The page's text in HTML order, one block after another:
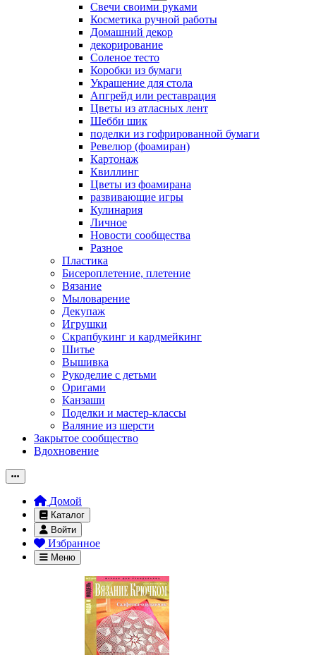
Свечи своими руками
Косметика ручной работы
Домашний декор
декорирование
Соленое тесто
Коробки из бумаги
Украшение для стола
Апгрейд или реставрация
Цветы из атласных лент
Шебби шик
поделки из гофрированной бумаги
Ревелюр (фоамиран)
Картонаж
Квиллинг
Цветы из фоамирана
развивающие игры
Кулинария
Личное
Новости сообщества
Разное
Пластика
Бисероплетение, плетение
Вязание
Мыловарение
Декупаж
Игрушки
Скрапбукинг и кардмейкинг
Шитье
Вышивка
Рукоделие с детьми
Оригами
Канзаши
Поделки и мастер-классы
Валяние из шерсти
Закрытое сообщество
Вдохновение
Домой
Каталог
Войти
Избранное
Меню